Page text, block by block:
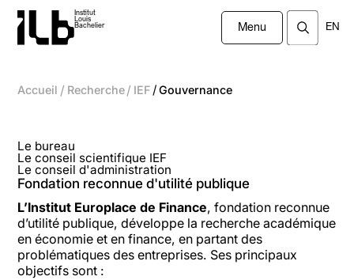
Institut
Louis
Bachelier
Menu EN
Accueil / Recherche/ IEF/Gouvernance
Le bureau
Le conseil scientifique IEF
Le conseil d'administration
Fondation reconnue d'utilité publique
L’Institut Europlace de Finance, fondation reconnue
d’utilité publique, développe la recherche académique
en économie et en finance, en partant des
problématiques des entreprises. Ses principaux
objectifs sont :